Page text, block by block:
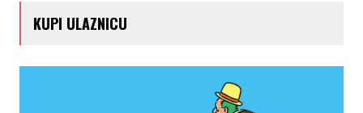
KUPI ULAZNICU